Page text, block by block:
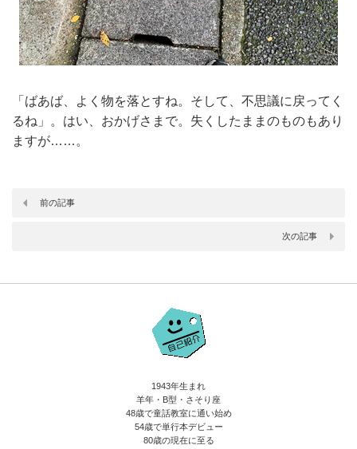
「ばあば、よく物を落とすね。そして、不思議に戻ってく
るね」。はい、おかげさまで。失くしたままのものもあり
ますが……。
前の記事
次の記事
1943年生まれ
羊年・B型・さそり座
48歳で童話教室に通い始め
54歳で単行本デビュー
80歳の現在に至る